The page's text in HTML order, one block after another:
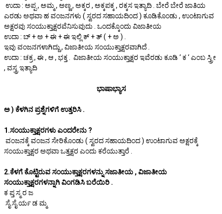
ಉದಾ : ಅಪ್ಪ , ಅಮ್ಮ , ಅಣ್ಣ , ಅಕ್ಕರ , ಅಕ್ಕಪಕ್ಕ , ರಕ್ಕಸ ಇತ್ಯಾದಿ . ಬೇರೆ ಬೇರೆ ಜಾತಿಯ
ಎರಡು ಅಥವಾ ಹ ವಂಜನಗಳು ( ಸ್ವರದ ಸಹಾಯದಿಂದ ) ಕೂಡಿಕೊಂಡು , ಉಂಟಾಗುವ
ಅಕ್ಷರವು ಸಂಯುಕ್ತಾಕ್ಷರವೆನಿಸುವುದು . ಒಂದಕ್ಕೊಂದು ವಿಜಾತೀಯ
ಉದಾ : ಬ್ + ಅ + ಈ + ಈ ಇಲ್ಲಿ ಕ್ + ತ್ ( + ಅ ) .
ಇವು ವಂಜನಗಳಾಗಿದ್ದು , ವಿಜಾತೀಯ ಸಂಯುಕ್ತಾಕ್ಷರವಾಗಿದೆ .
ಉದಾ : ಚಕ್ರ , ಈ , ಆ , ಭಕ್ತ . ವಿಜಾತೀಯ ಸಂಯುಕ್ತಾಕ್ಷರ ಇವೆರಡು ಕೂಡಿ ‘ ಕ ‘ ಎಂಬ ಸ್ತ್ರೀ
, ವಸ್ತ್ರ ಇತ್ಯಾದಿ
ಭಾಷಾಭ್ಯಾಸ
ಅ ) ಕೆಳಗಿನ ಪ್ರಶ್ನೆಗಳಿಗೆ ಉತ್ತರಿಸಿ .
1.ಸಂಯುಕ್ತಾಕ್ಷರಗಳು ಎಂದರೇನು ?
ವಂಜನಕ್ಕೆ ವಂಜನ ಸೇರಿಕೊಂಡು ( ಸ್ವರದ ಸಹಾಯದಿಂದ ) ಉಂಟಾಗುವ ಅಕ್ಷರಕ್ಕೆ
ಸಂಯುಕ್ತಾಕ್ಷರ ಅಥವಾ ಒತ್ತಕ್ಷರ ಎಂದು ಕರೆಯುತ್ತಾರೆ .
2.ಕೆಳಗೆ ಕೊಟ್ಟಿರುವ ಸಂಯುಕ್ತಾಕ್ಷರಗಳನ್ನು ಸಜಾತೀಯ , ವಿಜಾತೀಯ
ಸಂಯುಕ್ತಾಕ್ಷರಗಳನ್ನಾಗಿ ವಿಂಗಡಿಸಿ ಬರೆಯಿರಿ .
ಕ ಪ್ತ ಸ್ಮ ರ ಜ
ಸೈ ಸೈ ರ್ಯ ಡ ಮ್ಮ